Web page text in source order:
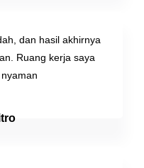
dan hasil akhirnya
Ruang kerja saya